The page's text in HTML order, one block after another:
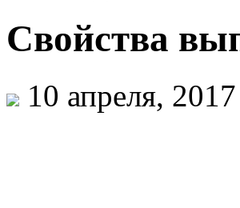
Свойства
10 апреля, 2017